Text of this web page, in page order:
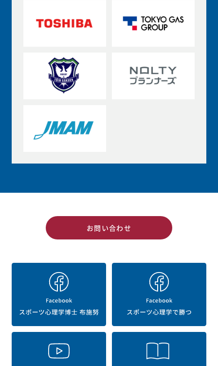
お問い合わせ